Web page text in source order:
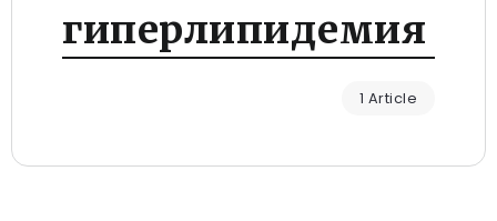
гиперлипидемия
1 Article